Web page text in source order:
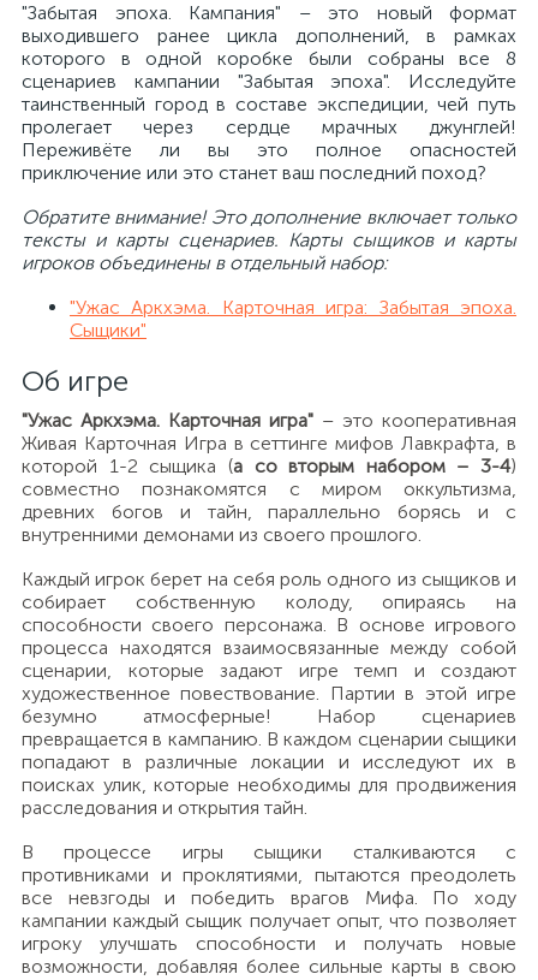
"Забытая эпоха. Кампания" – это новый формат
выходившего ранее цикла дополнений, в рамках
которого в одной коробке были собраны все 8
сценариев кампании "Забытая эпоха". Исследуйте
таинственный город в составе экспедиции, чей путь
пролегает через сердце мрачных джунглей!
Переживёте ли вы это полное опасностей
приключение или это станет ваш последний поход?
Обратите внимание! Это дополнение включает только
тексты и карты сценариев. Карты сыщиков и карты
игроков объединены в отдельный набор:
"Ужас Аркхэма. Карточная игра: Забытая эпоха.
Сыщики"
Об игре
"Ужас Аркхэма. Карточная игра" – это кооперативная
Живая Карточная Игра в сеттинге мифов Лавкрафта, в
которой 1-2 сыщика (а со вторым набором – 3-4)
совместно познакомятся с миром оккультизма,
древних богов и тайн, параллельно борясь и с
внутренними демонами из своего прошлого.
Каждый игрок берет на себя роль одного из сыщиков и
собирает собственную колоду, опираясь на
способности своего персонажа. В основе игрового
процесса находятся взаимосвязанные между собой
сценарии, которые задают игре темп и создают
художественное повествование. Партии в этой игре
безумно атмосферные! Набор сценариев
превращается в кампанию. В каждом сценарии сыщики
попадают в различные локации и исследуют их в
поисках улик, которые необходимы для продвижения
расследования и открытия тайн.
В процессе игры сыщики сталкиваются с
противниками и проклятиями, пытаются преодолеть
все невзгоды и победить врагов Мифа. По ходу
кампании каждый сыщик получает опыт, что позволяет
игроку улучшать способности и получать новые
возможности, добавляя более сильные карты в свою